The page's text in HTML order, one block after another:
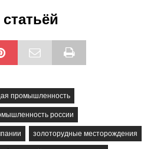
промышленность
россии
золоторудные месторождения